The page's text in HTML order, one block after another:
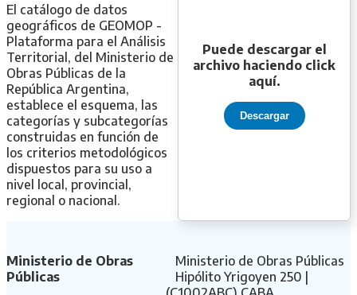
El catálogo de datos
geográficos de GEOMOP -
Plataforma para el Análisis
Territorial, del Ministerio de
Obras Públicas de la
República Argentina,
establece el esquema, las
categorías y subcategorías
construidas en función de
los criterios metodológicos
dispuestos para su uso a
nivel local, provincial,
regional o nacional.
Puede descargar el
archivo haciendo click
aquí.
Descargar
Ministerio de Obras
Públicas
Ministerio de Obras Públicas
Hipólito Yrigoyen 250 |